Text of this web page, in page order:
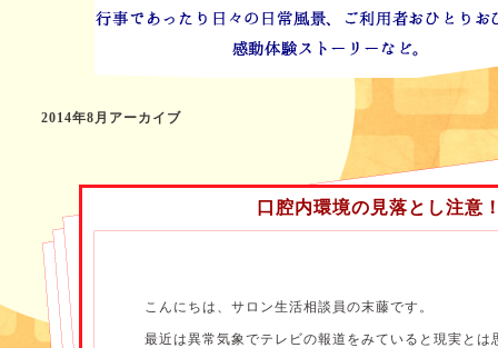
2014年8月アーカイブ
口腔内環境の見落とし注意
こんにちは、サロン生活相談員の末藤です。
最近は異常気象でテレビの報道をみていると現実とは